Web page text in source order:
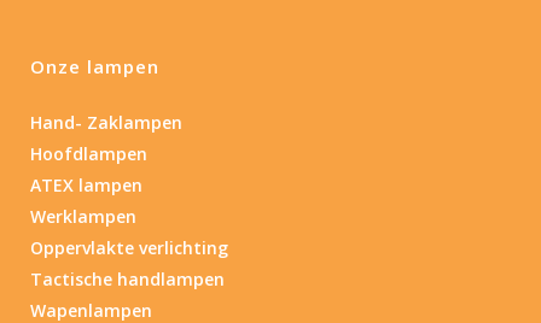
Onze lampen
Hand- Zaklampen
Hoofdlampen
ATEX lampen
Werklampen
Oppervlakte verlichting
Tactische handlampen
Wapenlampen